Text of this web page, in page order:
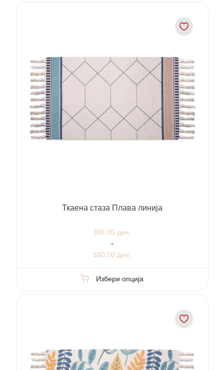
Ткаена стаза Плава линија
365.00 ден.
-
580.00 ден.
Избери опција